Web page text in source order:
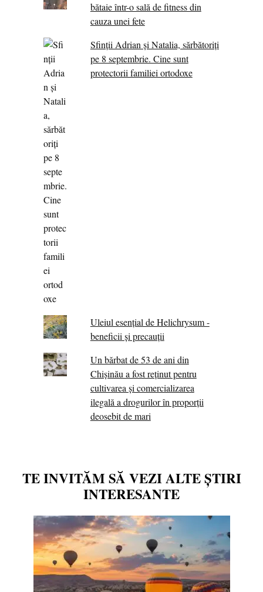
bătaie într-o sală de fitness din
cauza unei fete
Sfinții Adrian și Natalia, sărbătoriți
pe 8 septembrie. Cine sunt
protectorii familiei ortodoxe
Uleiul esențial de Helichrysum -
beneficii și precauții
Un bărbat de 53 de ani din
Chișinău a fost reținut pentru
cultivarea și comercializarea
ilegală a drogurilor în proporții
deosebit de mari
TE INVITĂM SĂ VEZI ALTE ȘTIRI
INTERESANTE